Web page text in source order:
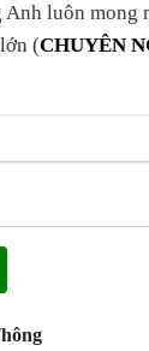
luôn mong
(CHUYÊN